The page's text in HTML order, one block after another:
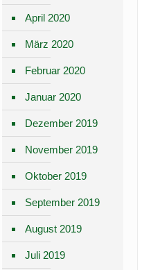
April 2020
März 2020
Februar 2020
Januar 2020
Dezember 2019
November 2019
Oktober 2019
September 2019
August 2019
Juli 2019